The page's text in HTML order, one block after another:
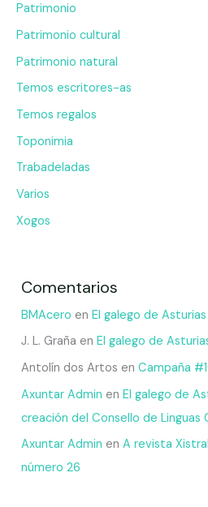
Patrimonio
Patrimonio cultural
Patrimonio natural
Temos escritores-as
Temos regalos
Toponimia
Trabadeladas
Varios
Xogos
Comentarios
BMAcero enEl galego de
J. L. Graña enEl galego de
Antolín dos Artos enCampaña
Axuntar Admin enEl galego de
creación del Consello de Linguas
Axuntar Admin enA revista
número 26